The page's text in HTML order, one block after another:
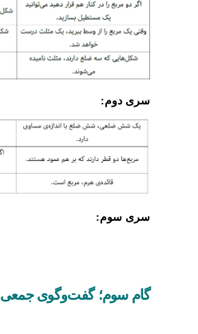
سری دوم:
سری سوم:
گام سوم؛ گفت‌وگوی جمعی